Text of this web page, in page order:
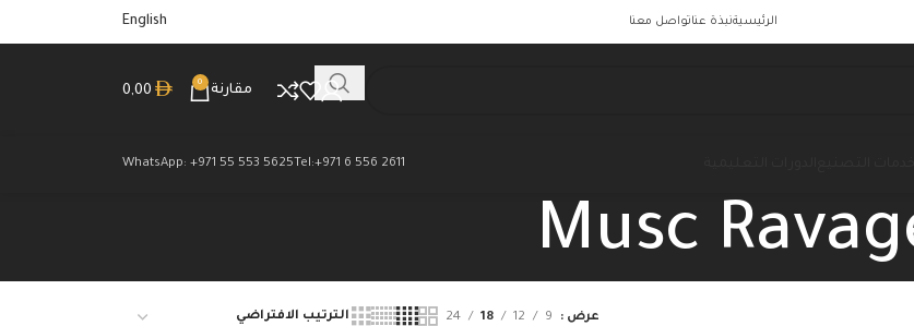
الرئيسيةنبذة عناتواصل معنا English
مقارنة
0
0,00
Tel:+971 6 556 2611
WhatsApp: +971 55 553 5625
Musc
عرض 9
12
18
24